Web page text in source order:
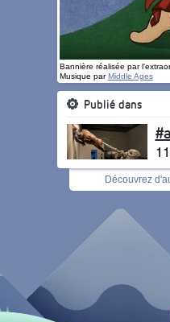
Bannière réalisée par
Musique parMiddle Ages
Publié dans
Découvrez